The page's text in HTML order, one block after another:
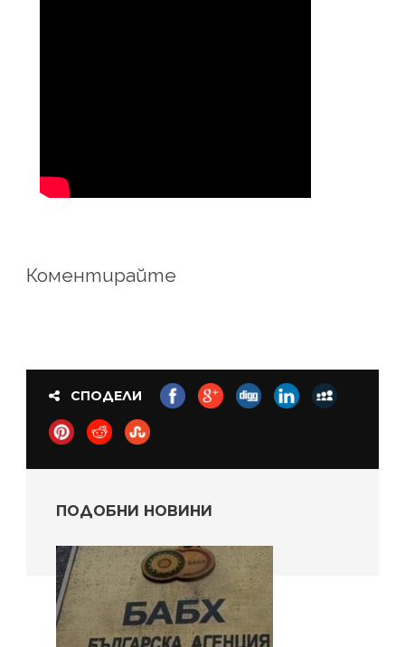
Коментирайте
СПОДЕЛИ
ПОДОБНИ НОВИНИ